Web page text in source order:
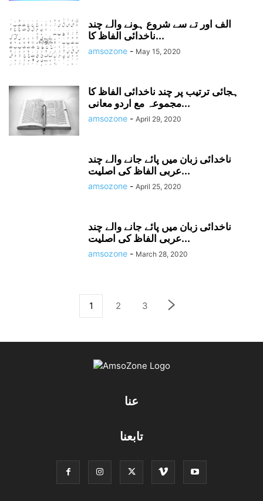
الف اور تے سے شروع ہونے والے چند
ناخدائی الفاظ کا...
amsozone - May 15, 2020
ہجائی ترتیب پر چند ناخدائی الفاظ کا
مجموعہ مع اردو معانی...
amsozone - April 29, 2020
ناخدائی زبان میں پائے جانے والے چند
عربی الفاظ کی اصلیت...
amsozone - April 25, 2020
ناخدائی زبان میں پائے جانے والے چند
عربی الفاظ کی اصلیت...
amsozone - March 28, 2020
1 2 3
عنا
تابعنا